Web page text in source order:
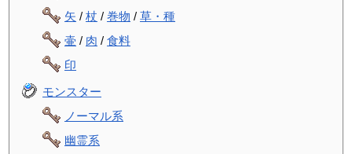
矢 /杖 /巻物 /草・種
壷 / 肉 /食料
印
モンスター
ノーマル系
幽霊系